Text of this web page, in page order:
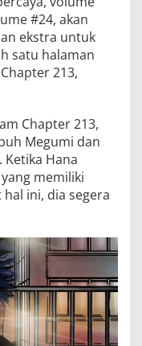
#24, akan
ekstra untuk
satu halaman
213,
Chapter 213,
Megumi dan
Hana
memiliki
ini, dia segera